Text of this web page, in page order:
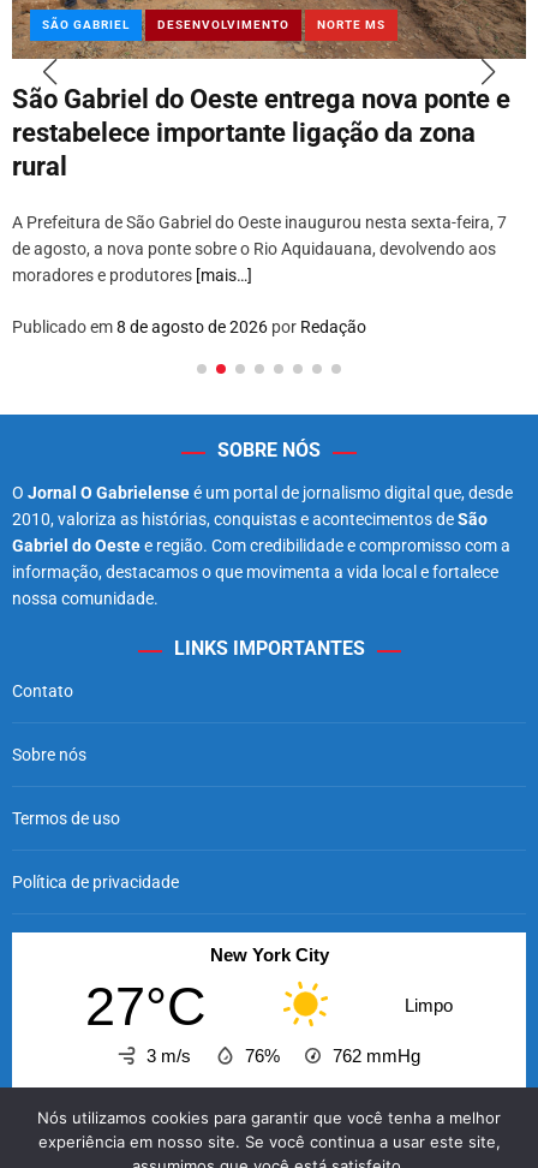
SÃO GABRIEL DESENVOLVIMENTO NORTE MS
São Gabriel do Oeste entrega nova ponte e
restabelece importante ligação da zona
rural
A Prefeitura de São Gabriel do Oeste inaugurou nesta sexta-feira, 7
de agosto, a nova ponte sobre o Rio Aquidauana, devolvendo aos
moradores e produtores [mais…]
Publicado em8 de agosto de 2026 por Redação
SOBRE NÓS
O Jornal O Gabrielenseé um portal de jornalismo digital que, desde
2010, valoriza as histórias, conquistas e acontecimentos deSão
Gabriel do Oestee região. Com credibilidade e compromisso com a
informação, destacamos o que movimenta a vida local e fortalece
nossa comunidade.
LINKS IMPORTANTES
Contato
Sobre nós
Termos de uso
Política de privacidade
New York City
27°C Limpo
3 m/s 76% 762 mmHg
Nós utilizamos cookies para garantir que você tenha a melhor
experiência em nosso site. Se você continua a usar este site,